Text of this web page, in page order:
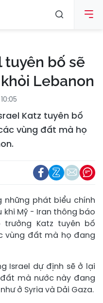
tuyên bố sẽ
Lebanon
Katz tuyên bố
vùng đất mà họ
phát biểu chính
khi Mỹ - Iran thông báo
Katz tuyên bố
vùng đất mà họ đang
Israel dự định sẽ ở lại
mà nước này đang
ở Syria và Dải Gaza.